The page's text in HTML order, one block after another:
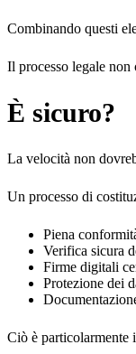
Combinando questi
Il processo legale non
È sicuro?
La velocità non
Un processo di
Piena
Verifica sicura
Firme digitali
Protezione dei
Ciò è particolarmente